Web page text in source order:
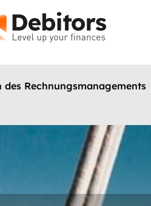
des Rechnungsmanagements